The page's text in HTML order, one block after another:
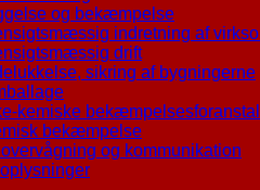
og bekæmpelse
indretning af
drift
sikring af bygningerne
kemiske
bekæmpelse
og kommunikation